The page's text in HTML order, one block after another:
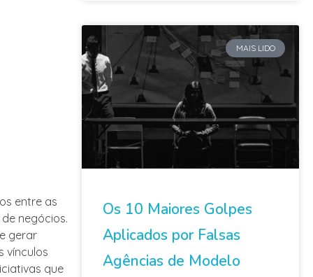
entre as
negócios.
gerar
vínculos
que
MAIS LIDO
Os 10 Maiores Golpes
Aplicados por Falsas
Agências de Modelo